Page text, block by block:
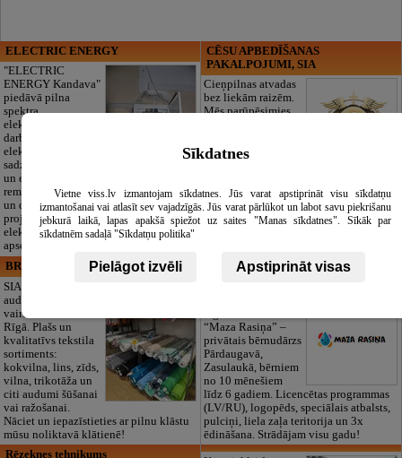
ELECTRIC ENERGY
"ELECTRIC
ENERGY Kandava"
piedāvā pilna
spektra
elektromontāžas
darbus,
elektroinstalācijas,
sadzīves tehnikas
un elektronikas
remontu, vājstrāvas
un drošības sistēmu izbūvi, kā arī
projektēšanu, mērījumus un
elektrosaimniecības drošības riskus
apsekošanu.
CĒSU APBEDĪŠANAS
PAKALPOJUMI, SIA
Cieņpilnas atvadas
bez liekām raizēm.
Mēs parūpēsimies
organizēšanas un
piederumiem. Pieejami 24/7.
Piedāvājam arī kvalitatīvas, autentiskas
tautiskās segas aizgājēja piemiņas
BRISTOLS ES, SIA
SIA "Bristols ES"
audumu outlet un
vairumtirdzniecība
Rīgā. Plašs un
kvalitatīvs tekstila
sortiments:
kokvilna, lins, zīds,
vilna, trikotāža un
citi audumi šūšanai
vai ražošanai.
Nāciet un iepazīstieties ar pilnu klāstu
mūsu noliktavā klātienē!
Maza Rasiņa, privātā pirmsskolas
“Maza Rasiņa” –
privātais bērnudārzs
Pārdaugavā,
Zasulaukā, bērniem
no 10 mēnešiem
līdz 6 gadiem. Licencētas programmas
(LV/RU), logopēds, speciālais atbalsts,
pulciņi, liela zaļa teritorija un 3x
ēdināšana. Strādājam visu gadu!
Rēzeknes tehnikums
Sīkdatnes
Vietne viss.lv izmantojam sīkdatnes. Jūs varat apstiprināt visu sīkdatņu
izmantošanai vai atlasīt sev vajadzīgās. Jūs varat pārlūkot un labot savu piekrišanu
jebkurā laikā, lapas apakšā spiežot uz saites "Manas sīkdatnes". Sīkāk par
sīkdatnēm sadaļā "Sīkdatņu politika"
Pielāgot izvēli Apstiprināt visas